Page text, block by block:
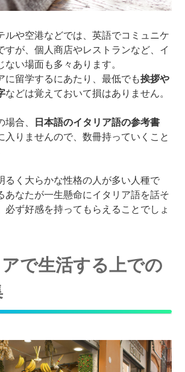
ルや空港などでは、英語でコミュニケ
すが、個人商店やレストランなど、イ
い場面も多々あります。
に留学するにあたり、最低でも挨拶や
などは覚えておいて損はありません。
合、 日本語のイタリア語の参考書
入りませんので、数冊持っていくこと
るく大らかな性格の人が多い人種で
あなたが一生懸命にイタリア語を話そ
必ず好感を持ってもらえることでしょ
で生活する上での